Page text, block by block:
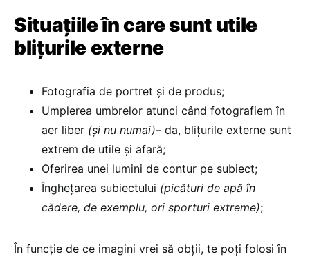
Situațiile în care sunt utile
blițurile externe
Fotografia de portret și de produs;
Umplerea umbrelor atunci când fotografiem în
aer liber (și nu numai)– da, blițurile externe sunt
extrem de utile și afară;
Oferirea unei lumini de contur pe subiect;
Înghețarea subiectului (picături de apă în
cădere, de exemplu, ori sporturi extreme);
În funcție de ce imagini vrei să obții, te poți folosi în